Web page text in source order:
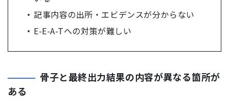
記事内容の出所・エビデンスが分からない
E-E-A-Tへの対策が難しい
骨子と最終出力結果の内容が異なる箇所が
ある